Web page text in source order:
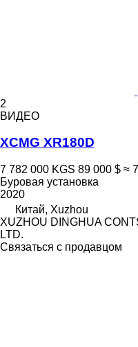
2
ВИДЕО
XCMG XR180D
7 782 000 KGS 89 000 $ ≈
Буровая установка
2020
Китай, Xuzhou
XUZHOU DINGHUA
LTD.
Связаться с продавцом